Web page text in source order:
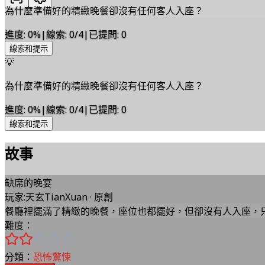
為什麼準備好的精緻晚餐卻沒有任何客人入座？
進度:0%|線索:0/4|已提問:0
線索和提示
💡
為什麼準備好的精緻晚餐卻沒有任何客人入座？
進度:0%|線索:0/4|已提問:0
線索和提示
故事
缺席的晚宴
玩家:天玄TianXuan · 原創
餐廳裡擺滿了精緻的晚餐，座位也都擺好，但卻沒有人入座，
難度：
分類： 恐怖驚悚